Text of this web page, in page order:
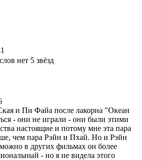
нет 5 звёзд
и Пи Файа после лакорна "Океан
- они не играли - они были этими
настоящие и потому мне эта пара
чем пара Рэйн и Пхай. Но и Рэйн
в других фильмах он более
- но я не видела этого